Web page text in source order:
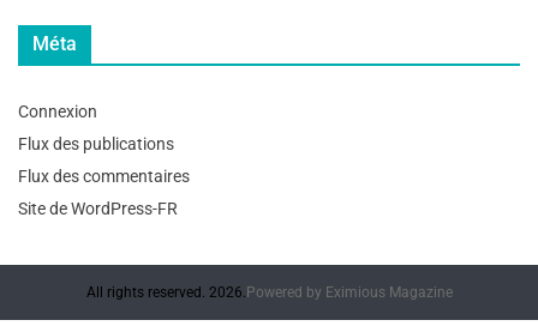
Méta
Connexion
Flux des publications
Flux des commentaires
Site de WordPress-FR
All rights reserved. 2026. Powered by Eximious Magazine